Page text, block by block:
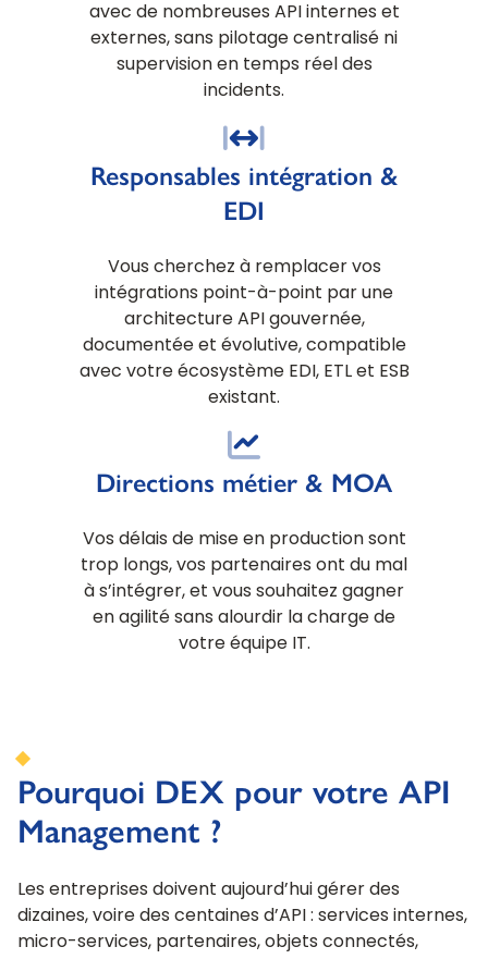
avec de nombreuses API internes et
externes, sans pilotage centralisé ni
supervision en temps réel des
incidents.
Responsables intégration &
EDI
Vous cherchez à remplacer vos
intégrations point-à-point par une
architecture API gouvernée,
documentée et évolutive, compatible
avec votre écosystème EDI, ETL et ESB
existant.
Directions métier & MOA
Vos délais de mise en production sont
trop longs, vos partenaires ont du mal
à s’intégrer, et vous souhaitez gagner
en agilité sans alourdir la charge de
votre équipe IT.
Pourquoi DEX pour votre API
Management ?
Les entreprises doivent aujourd’hui gérer des
dizaines, voire des centaines d’API : services internes,
micro-services, partenaires, objets connectés,